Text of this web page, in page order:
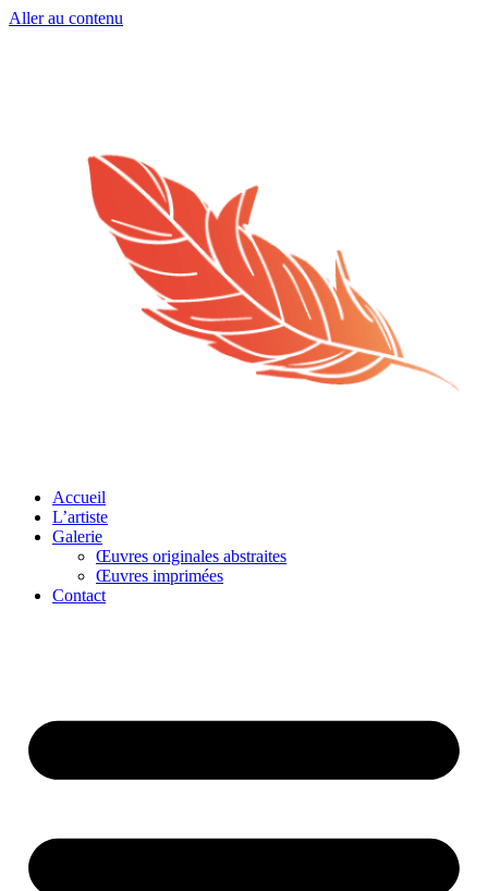
Aller au contenu
Accueil
L’artiste
Galerie
Œuvres originales abstraites
Œuvres imprimées
Contact